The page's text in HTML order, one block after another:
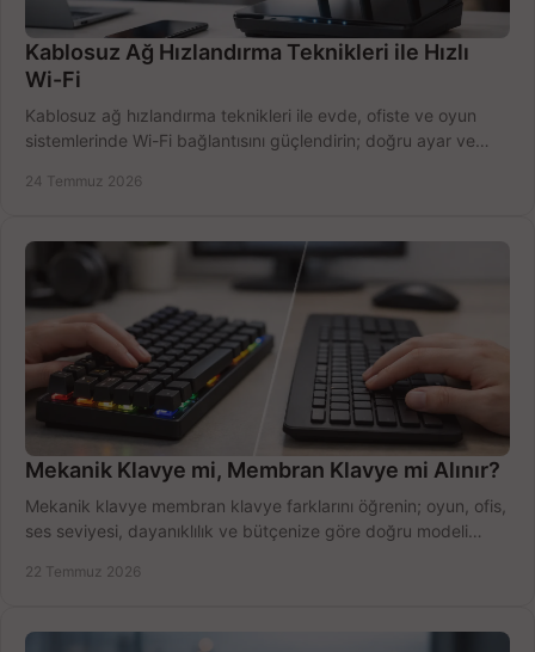
Kablosuz Ağ Hızlandırma Teknikleri ile Hızlı
Wi-Fi
Kablosuz ağ hızlandırma teknikleri ile evde, ofiste ve oyun
sistemlerinde Wi-Fi bağlantısını güçlendirin; doğru ayar ve
24 Temmuz 2026
Mekanik Klavye mi, Membran Klavye mi Alınır?
Mekanik klavye membran klavye farklarını öğrenin; oyun, ofis,
ses seviyesi, dayanıklılık ve bütçenize göre doğru modeli
22 Temmuz 2026